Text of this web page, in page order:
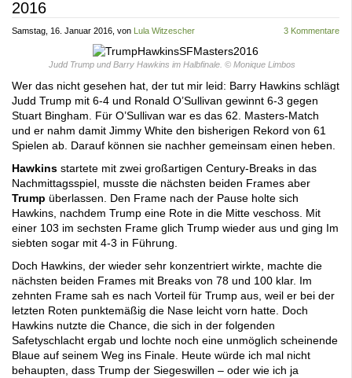
2016
Samstag, 16. Januar 2016 , von Lula Witzescher 3 Kommentare
Judd Trump und Barry Hawkins im Halbfinale. © Monique Limbos
Wer das nicht gesehen hat, der tut mir leid: Barry Hawkins schlägt
Judd Trump mit 6-4 und Ronald O’Sullivan gewinnt 6-3 gegen
Stuart Bingham. Für O’Sullivan war es das 62. Masters-Match
und er nahm damit Jimmy White den bisherigen Rekord von 61
Spielen ab. Darauf können sie nachher gemeinsam einen heben.
Hawkins startete mit zwei großartigen Century-Breaks in das
Nachmittagsspiel, musste die nächsten beiden Frames aber
Trump überlassen. Den Frame nach der Pause holte sich
Hawkins, nachdem Trump eine Rote in die Mitte veschoss. Mit
einer 103 im sechsten Frame glich Trump wieder aus und ging Im
siebten sogar mit 4-3 in Führung.
Doch Hawkins, der wieder sehr konzentriert wirkte, machte die
nächsten beiden Frames mit Breaks von 78 und 100 klar. Im
zehnten Frame sah es nach Vorteil für Trump aus, weil er bei der
letzten Roten punktemäßig die Nase leicht vorn hatte. Doch
Hawkins nutzte die Chance, die sich in der folgenden
Safetyschlacht ergab und lochte noch eine unmöglich scheinende
Blaue auf seinem Weg ins Finale. Heute würde ich mal nicht
behaupten, dass Trump der Siegeswillen – oder wie ich ja